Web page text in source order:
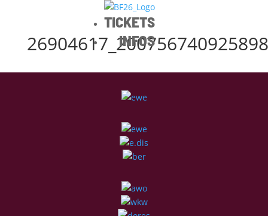
TICKETS
INFOS